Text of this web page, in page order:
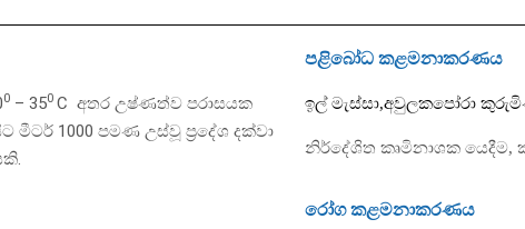
0 – 350 C අතර උෂ්ණත්ව පරාසයක
1000 පමණ උස්වූ ප්‍රදේශ දක්වා
පළිබෝධ කළමනාකරණය
ඉල් මැස්සා,අවුලකපෝරා
නිර්දේශිත කෘමිනාශක යෙදීම,
රෝග කළමනාකරණය